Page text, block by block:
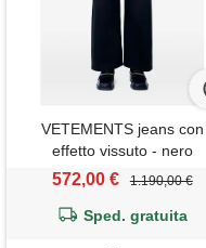
VETEMENTS jeans con
effetto vissuto - nero
572,00 € 1.190,00 €
Sped. gratuita